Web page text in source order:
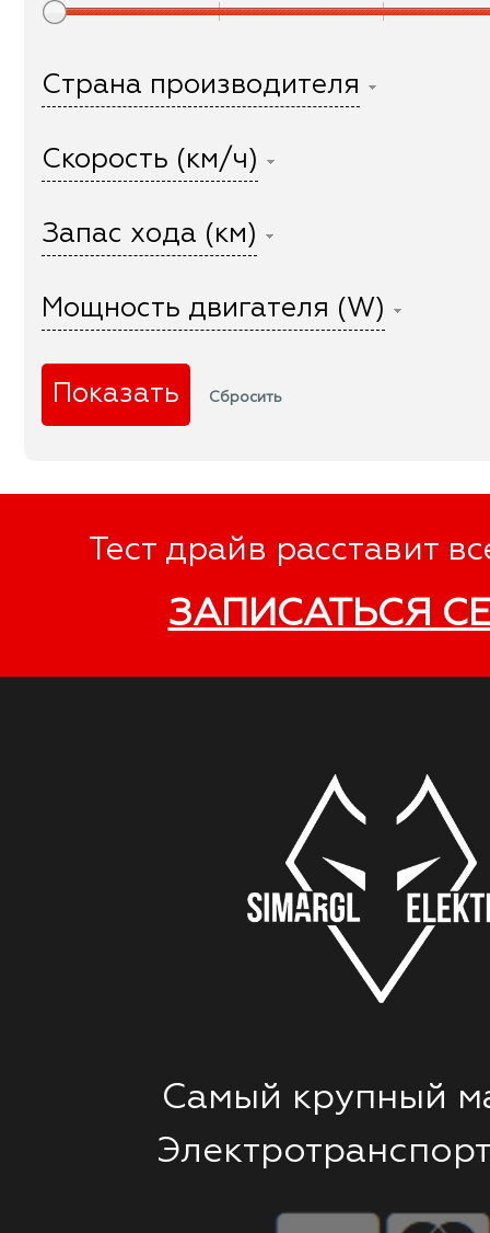
Страна производителя
Скорость (км/ч)
Запас хода (км)
Мощность двигателя (W)
Тест драйв расставит
ЗАПИСАТЬСЯ
Самый крупный